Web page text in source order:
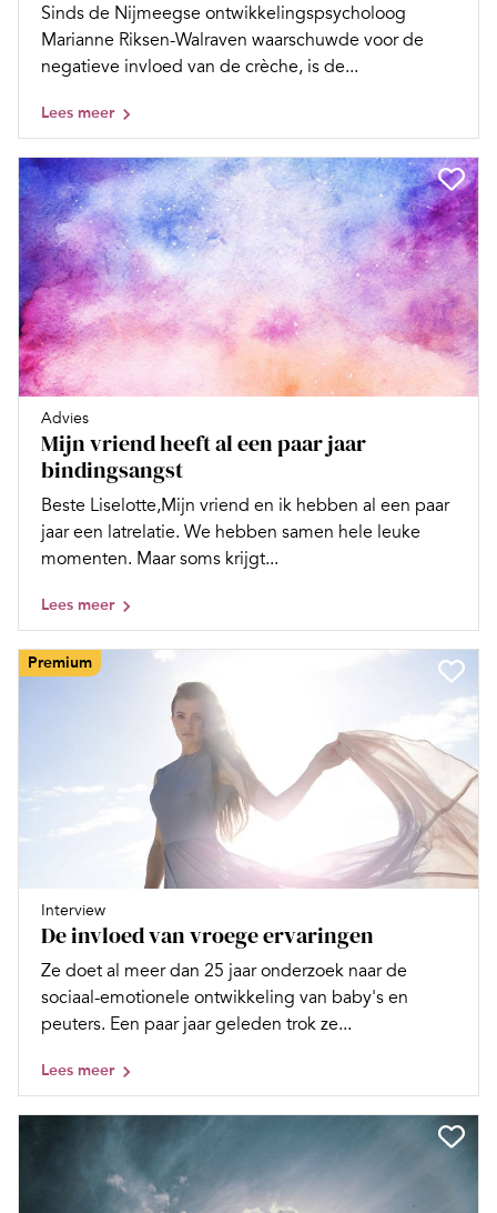
Sinds de Nijmeegse ontwikkelingspsycholoog
Marianne Riksen-Walraven waarschuwde voor de
negatieve invloed van de crèche, is de...
Lees meer
Advies
Mijn vriend heeft al een paar jaar
bindingsangst
Beste Liselotte,Mijn vriend en ik hebben al een paar
jaar een latrelatie. We hebben samen hele leuke
momenten. Maar soms krijgt...
Lees meer
Premium
Interview
De invloed van vroege ervaringen
Ze doet al meer dan 25 jaar onderzoek naar de
sociaal-emotionele ontwikkeling van baby's en
peuters. Een paar jaar geleden trok ze...
Lees meer